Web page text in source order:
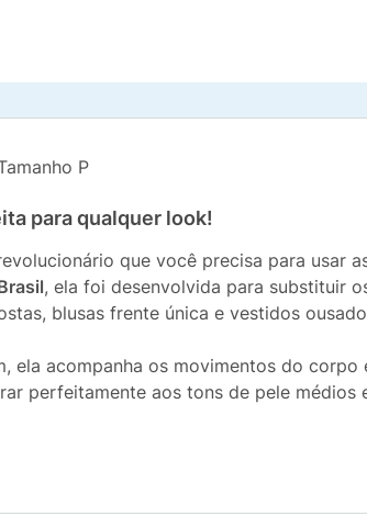
P
para qualquer look!
que você precisa para usar
, ela foi desenvolvida para substituir
blusas frente única e vestidos
ela acompanha os movimentos do
perfeitamente aos tons de pele